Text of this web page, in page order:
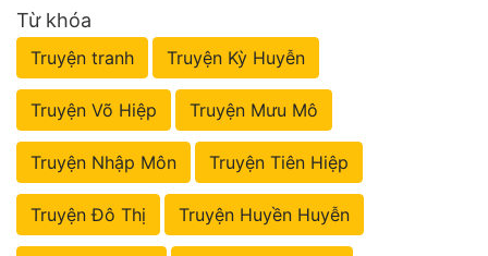
Từ khóa
Truyện tranh Truyện Kỳ Huyễn
Truyện Võ Hiệp Truyện Mưu Mô
Truyện Nhập Môn Truyện Tiên Hiệp
Truyện Đô Thị Truyện Huyền Huyễn